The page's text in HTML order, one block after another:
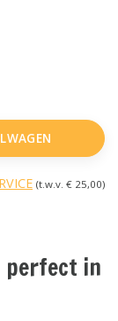
(t.w.v. € 25,00)
perfect in